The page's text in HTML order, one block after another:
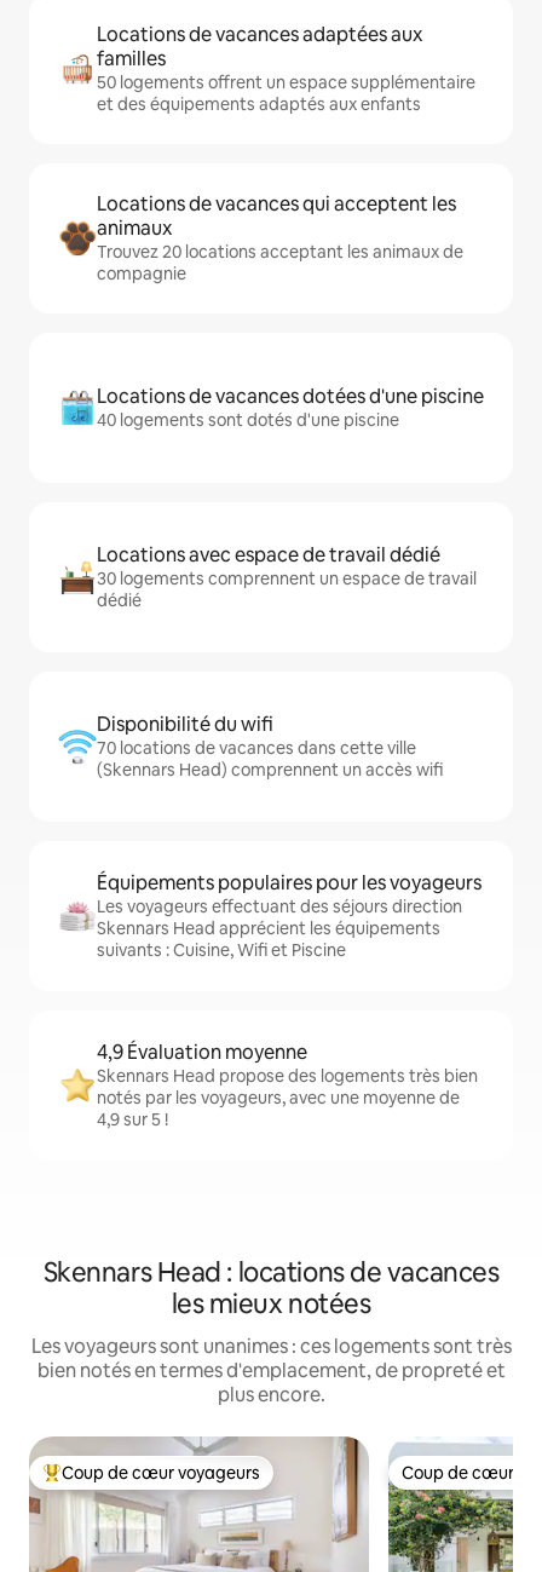
Locations de vacances adaptées aux
familles
50 logements offrent un espace supplémentaire
et des équipements adaptés aux enfants
Locations de vacances qui acceptent les
animaux
Trouvez 20 locations acceptant les animaux de
compagnie
Locations de vacances dotées d'une piscine
40 logements sont dotés d'une piscine
Locations avec espace de travail dédié
30 logements comprennent un espace de travail
dédié
Disponibilité du wifi
70 locations de vacances dans cette ville
(Skennars Head) comprennent un accès wifi
Équipements populaires pour les voyageurs
Les voyageurs effectuant des séjours direction
Skennars Head apprécient les équipements
suivants : Cuisine, Wifi et Piscine
4,9 Évaluation moyenne
Skennars Head propose des logements très bien
notés par les voyageurs, avec une moyenne de
4,9 sur 5 !
Skennars Head : locations de vacances
les mieux notées
Les voyageurs sont unanimes : ces logements sont très
bien notés en termes d'emplacement, de propreté et
plus encore.
Coups de cœur voyageurs les plus appréciés
Coup de cœur voyageurs Coup de cœur
Coup de cœur